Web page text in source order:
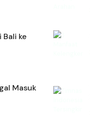
Bali ke
Masuk